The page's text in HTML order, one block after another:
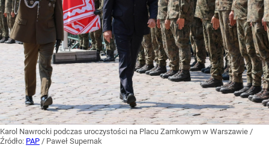
Karol Nawrocki podczas uroczystości na Placu Zamkowym w Warszawie /
Źródło: PAP / Paweł Supernak